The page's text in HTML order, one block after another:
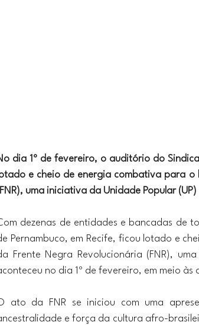
dia 1º de fevereiro, o auditório do
e cheio de energia combativa para o
uma iniciativa da Unidade Popular (UP)
dezenas de entidades e bancadas de
Pernambuco, em Recife, ficou lotado e
Frente Negra Revolucionária (FNR),
no dia 1º de fevereiro, em meio
ato da FNR se iniciou com uma
e força da cultura afro-